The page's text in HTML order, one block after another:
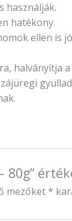
használják.
hatékony.
ellen is
halványítja
80g”
mezőket *